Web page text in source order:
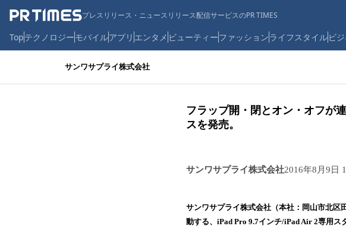
プレスリリース・ニュースリリース配信サービスのPR TIMES
Topテクノロジーモバイルアプリ エンタメ ビューティーファッションライフスタイルビ
サンワサプライ株式会社
フラップ開・閉とオン・オフが
スを発売。
サンワサプライ株式会社2016年8月9日
サンワサプライ株式会社（本社：岡山市北区
動する、iPad Pro 9.7インチ/iPad Air 2専用ス